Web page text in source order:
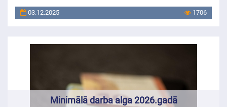
03.12.2025 1706
Minimālā darba alga 2026.gadā